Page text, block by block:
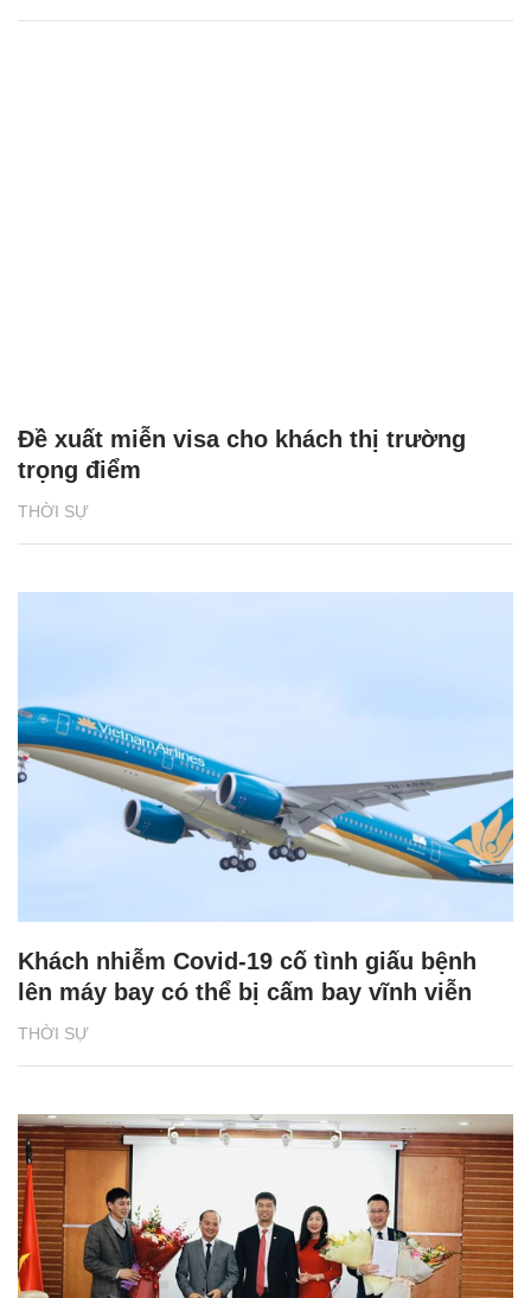
THỜI SỰ
Đề xuất miễn visa cho khách thị trường
trọng điểm
THỜI SỰ
Khách nhiễm Covid-19 cố tình giấu bệnh
lên máy bay có thể bị cấm bay vĩnh viễn